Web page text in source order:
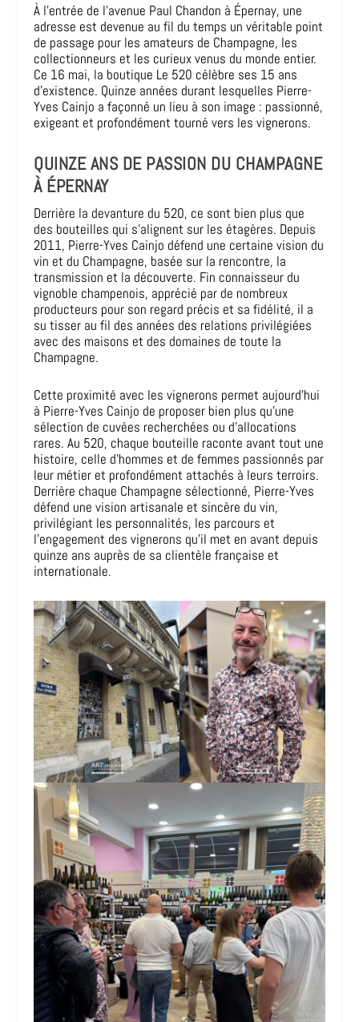
À l’entrée de l’avenue Paul Chandon à Épernay, une
adresse est devenue au fil du temps un véritable point
de passage pour les amateurs de Champagne, les
collectionneurs et les curieux venus du monde entier.
Ce 16 mai, la boutique Le 520 célèbre ses 15 ans
d’existence. Quinze années durant lesquelles Pierre-
Yves Cainjo a façonné un lieu à son image : passionné,
exigeant et profondément tourné vers les vignerons.
QUINZE ANS DE PASSION DU CHAMPAGNE
À ÉPERNAY
Derrière la devanture du 520, ce sont bien plus que
des bouteilles qui s’alignent sur les étagères. Depuis
2011, Pierre-Yves Cainjo défend une certaine vision du
vin et du Champagne, basée sur la rencontre, la
transmission et la découverte. Fin connaisseur du
vignoble champenois, apprécié par de nombreux
producteurs pour son regard précis et sa fidélité, il a
su tisser au fil des années des relations privilégiées
avec des maisons et des domaines de toute la
Champagne.
Cette proximité avec les vignerons permet aujourd’hui
à Pierre-Yves Cainjo de proposer bien plus qu’une
sélection de cuvées recherchées ou d’allocations
rares. Au 520, chaque bouteille raconte avant tout une
histoire, celle d’hommes et de femmes passionnés par
leur métier et profondément attachés à leurs terroirs.
Derrière chaque Champagne sélectionné, Pierre-Yves
défend une vision artisanale et sincère du vin,
privilégiant les personnalités, les parcours et
l’engagement des vignerons qu’il met en avant depuis
quinze ans auprès de sa clientèle française et
internationale.